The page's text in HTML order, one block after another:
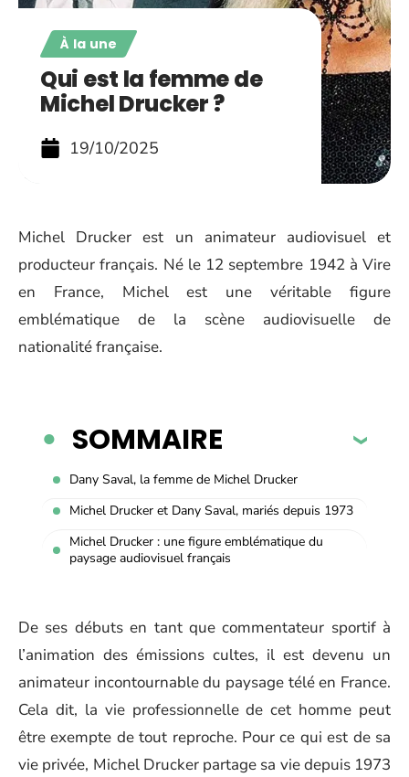
À la une
Qui est la femme de
Michel Drucker ?
19/10/2025
Michel Drucker est un animateur audiovisuel et
producteur français. Né le 12 septembre 1942 à Vire
en France, Michel est une véritable figure
emblématique de la scène audiovisuelle de
nationalité française.
SOMMAIRE
Dany Saval, la femme de Michel Drucker
Michel Drucker et Dany Saval, mariés depuis 1973
Michel Drucker : une figure emblématique du
paysage audiovisuel français
De ses débuts en tant que commentateur sportif à
l’animation des émissions cultes, il est devenu un
animateur incontournable du paysage télé en France.
Cela dit, la vie professionnelle de cet homme peut
être exempte de tout reproche. Pour ce qui est de sa
vie privée, Michel Drucker partage sa vie depuis 1973